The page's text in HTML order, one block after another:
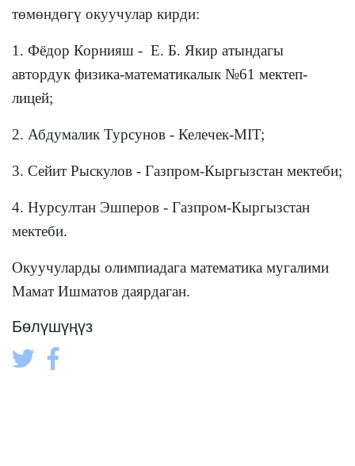
төмөндөгү окуучулар кирди:
1. Фёдор Корнияш - Е. Б. Якир атындагы
автордук физика-математикалык №61 мектеп-
лицей;
2. Абдумалик Турсунов - Келечек-MIT;
3. Сейит Рыскулов - Газпром-Кыргызстан мектеби;
4. Нурсултан Эшперов - Газпром-Кыргызстан
мектеби.
Окуучуларды олимпиадага математика мугалими
Мамат Ишматов даярдаган.
Бөлүшүңүз